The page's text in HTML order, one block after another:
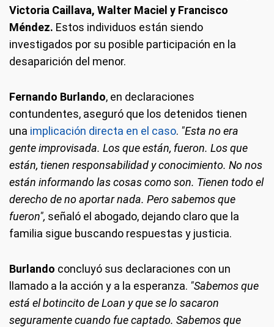
Victoria Caillava, Walter Maciel y Francisco
Méndez. Estos individuos están siendo
investigados por su posible participación en la
desaparición del menor.
Fernando Burlando, en declaraciones
contundentes, aseguró que los detenidos tienen
una implicación directa en el caso. "Esta no era
gente improvisada. Los que están, fueron. Los que
están, tienen responsabilidad y conocimiento. No nos
están informando las cosas como son. Tienen todo el
derecho de no aportar nada. Pero sabemos que
fueron", señaló el abogado, dejando claro que la
familia sigue buscando respuestas y justicia.
Burlando concluyó sus declaraciones con un
llamado a la acción y a la esperanza. "Sabemos que
está el botincito de Loan y que se lo sacaron
seguramente cuando fue captado. Sabemos que